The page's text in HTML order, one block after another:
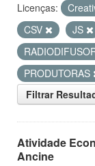
Licenças:
CSV
JS
PRODUTORAS
Filtrar
Atividade
Ancine